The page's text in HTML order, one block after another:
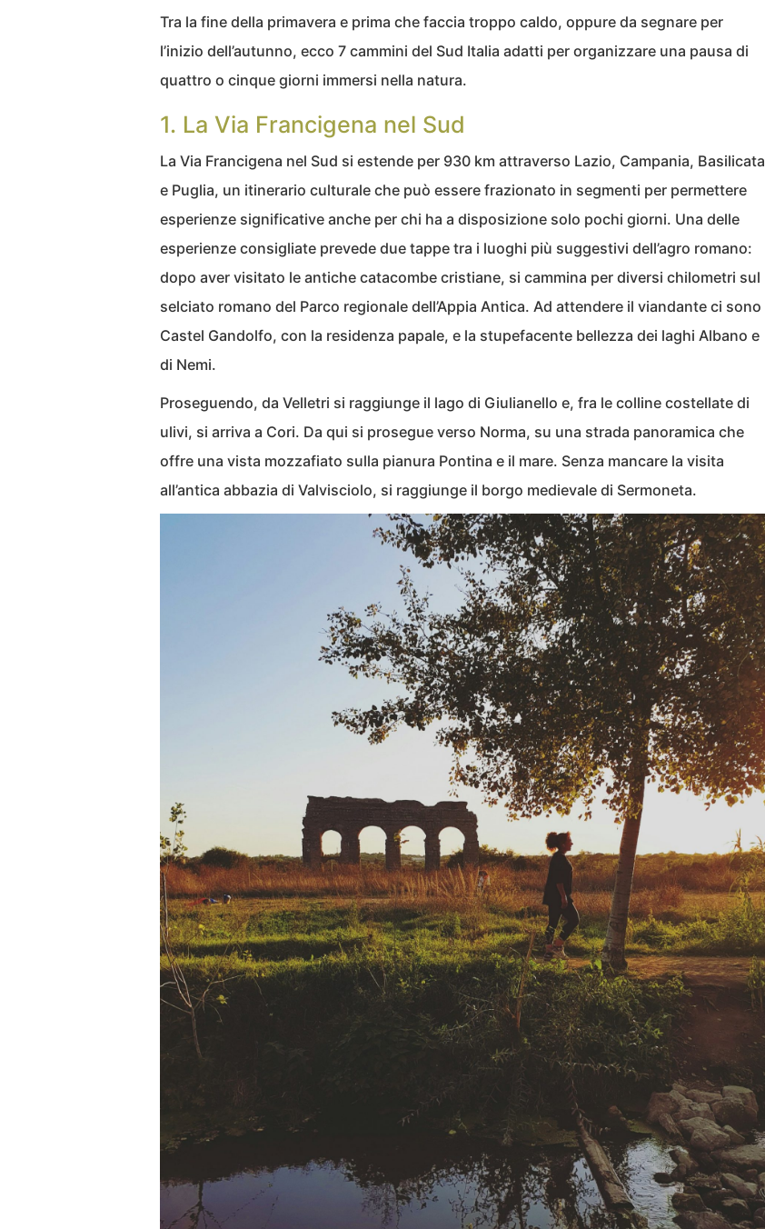
Tra la fine della primavera e prima che faccia troppo caldo, oppure da segnare per
l’inizio dell’autunno, ecco 7 cammini del Sud Italia adatti per organizzare una pausa di
quattro o cinque giorni immersi nella natura.
1. La Via Francigena nel Sud
La Via Francigena nel Sud si estende per 930 km attraverso Lazio, Campania, Basilicata
e Puglia, un itinerario culturale che può essere frazionato in segmenti per permettere
esperienze significative anche per chi ha a disposizione solo pochi giorni. Una delle
esperienze consigliate prevede due tappe tra i luoghi più suggestivi dell’agro romano:
dopo aver visitato le antiche catacombe cristiane, si cammina per diversi chilometri sul
selciato romano del Parco regionale dell’Appia Antica. Ad attendere il viandante ci sono
Castel Gandolfo, con la residenza papale, e la stupefacente bellezza dei laghi Albano e
di Nemi.
Proseguendo, da Velletri si raggiunge il lago di Giulianello e, fra le colline costellate di
ulivi, si arriva a Cori. Da qui si prosegue verso Norma, su una strada panoramica che
offre una vista mozzafiato sulla pianura Pontina e il mare. Senza mancare la visita
all’antica abbazia di Valvisciolo, si raggiunge il borgo medievale di Sermoneta.